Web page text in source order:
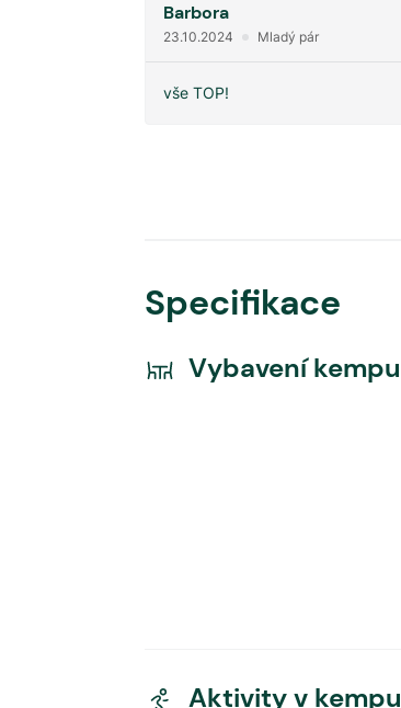
Barbora
23.10.2024 Mladý pár
vše TOP!
Specifikace
Vybavení kempu
Aktivity v kempu